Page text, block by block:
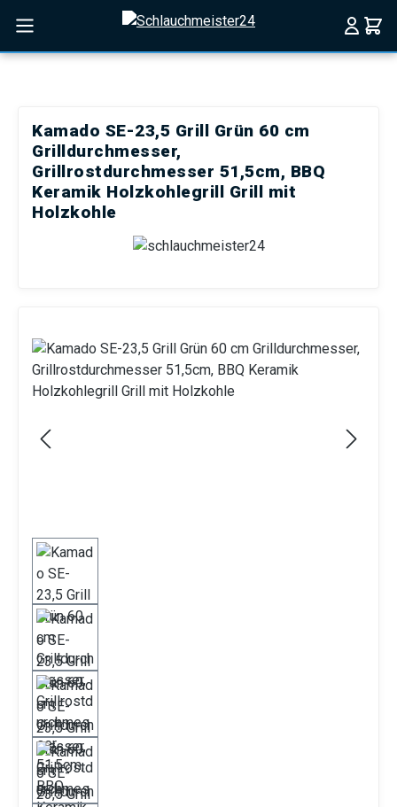
Zum Hauptinhalt springen
Kamado SE-23,5 Grill Grün 60 cm
Grilldurchmesser,
Grillrostdurchmesser 51,5cm, BBQ
Keramik Holzkohlegrill Grill mit
Holzkohle